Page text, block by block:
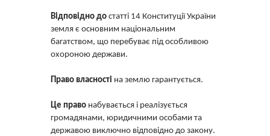
Відповідно до статті 14 Конституції України
земля є основним національним
багатством, що перебуває під особливою
охороною держави.
Право власності на землю гарантується.
Це право набувається і реалізується
громадянами, юридичними особами та
державою виключно відповідно до закону.